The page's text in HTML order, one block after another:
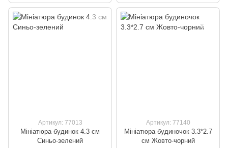
Артикул: 77013
Мініатюра будинок 4.3 см
Синьо-зелений
Артикул: 77140
Мініатюра будиночок 3.3*2.7
см Жовто-чорний